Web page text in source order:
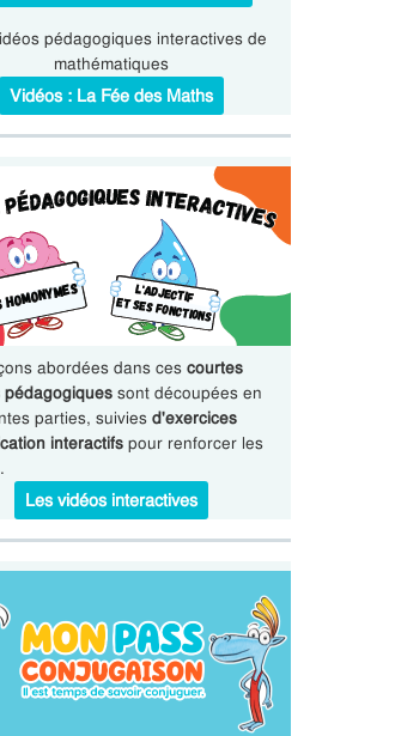
pédagogiques interactives de
mathématiques
Vidéos : La Fée des Maths
abordées dans ces courtes
pédagogiquessont découpées en
parties, suivies d'exercices
interactifspour renforcer les
Les vidéos interactives